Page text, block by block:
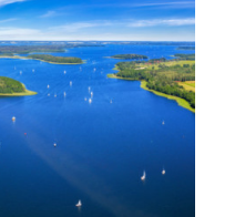
o przyszłej
Polski zyskają, a